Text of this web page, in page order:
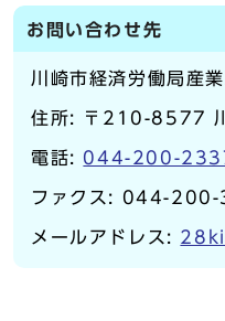
お問い合わせ先
川崎市経済労働局産
住所: 〒210-8577
電話: 044-200-
ファクス: 044-
メールアドレス: